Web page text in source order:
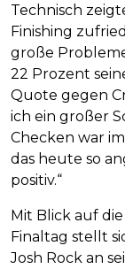
Technisch
Finishing
große
22 Prozent
Quote gegen
ich ein großer
Checken war
das heute so
positiv.“
Mit Blick auf
Finaltag stellt
Josh Rock an